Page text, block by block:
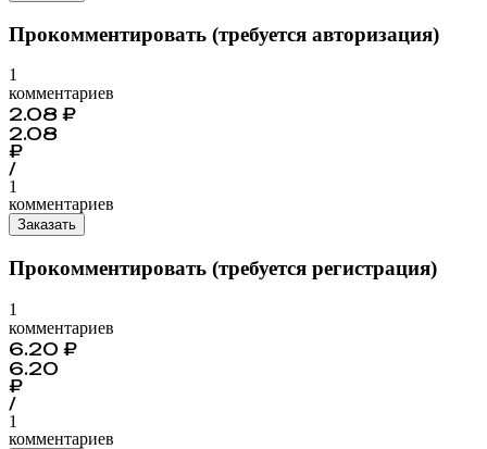
Прокомментировать (требуется авторизация)
1
комментариев
2.08 ₽
2.08
₽
/
1
комментариев
Заказать
Прокомментировать (требуется регистрация)
1
комментариев
6.20 ₽
6.20
₽
/
1
комментариев